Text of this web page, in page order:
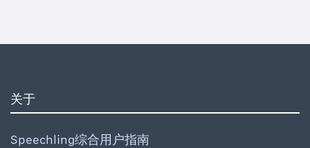
关于
Speechling综合用户指南